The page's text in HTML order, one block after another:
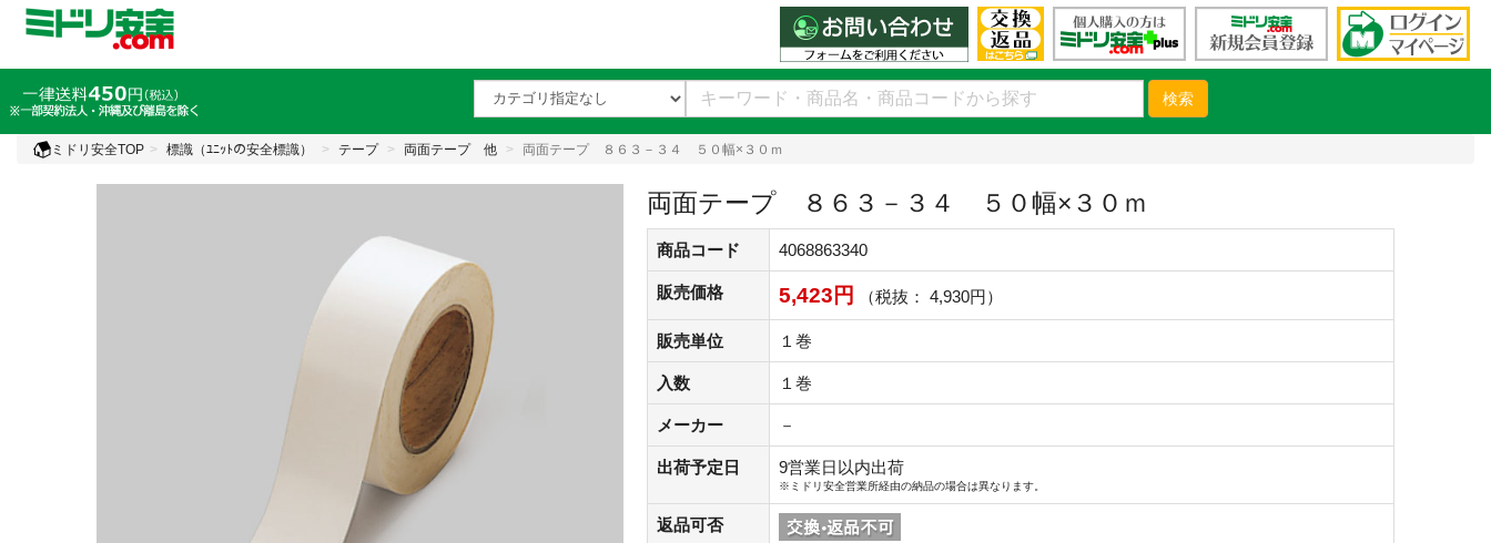
検索
ミドリ安全TOP 標識（ﾕﾆｯﾄの安全標識） テープ 両面テープ 他 両面テープ ８６３－３４ ５０幅×３０ｍ
両面テープ ８６３－３４ ５０幅×３０ｍ
商品コード 4068863340
販売価格 5,423円 （税抜： 4,930円）
販売単位 １巻
入数 １巻
メーカー －
出荷予定日 9営業日以内出荷
※ミドリ安全営業所経由の納品の場合は異なります。
返品可否